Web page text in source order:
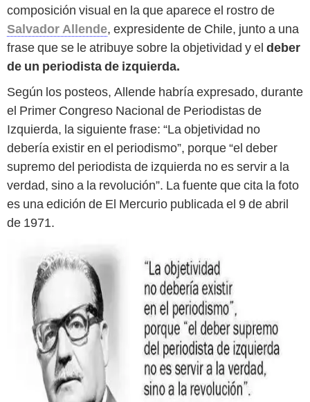
composición visual en la que aparece el rostro de
Salvador Allende, expresidente de Chile, junto a una
frase que se le atribuye sobre la objetividad y el deber
de un periodistade izquierda.
Según los posteos, Allende habría expresado, durante
el Primer Congreso Nacional de Periodistas de
Izquierda, la siguiente frase: “La objetividad no
debería existir en el periodismo”, porque “el deber
supremo del periodista de izquierda no es servir a la
verdad, sino a la revolución”. La fuente que cita la foto
es una edición de El Mercurio publicada el 9 de abril
de 1971.